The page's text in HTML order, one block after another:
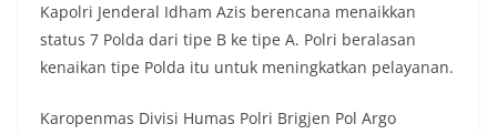
Kapolri Jenderal Idham Azis berencana menaikkan
status 7 Polda dari tipe B ke tipe A. Polri beralasan
kenaikan tipe Polda itu untuk meningkatkan pelayanan.
Karopenmas Divisi Humas Polri Brigjen Pol Argo